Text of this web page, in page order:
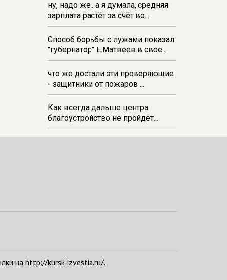
18:24В Курске покажут фильм
«Мать солдата» и проведут
встречу с его создателями
ну, надо же.. а я думала, средняя
зарплата растёт за счёт во...
Способ борьбы с лужами показал
"губернатор" Е.Матвеев в свое...
что же достали эти проверяющие
- защитники от пожаров ...
Как всегда дальше центра
благоустройство не пройдет...
на http://kursk-izvestia.ru/.